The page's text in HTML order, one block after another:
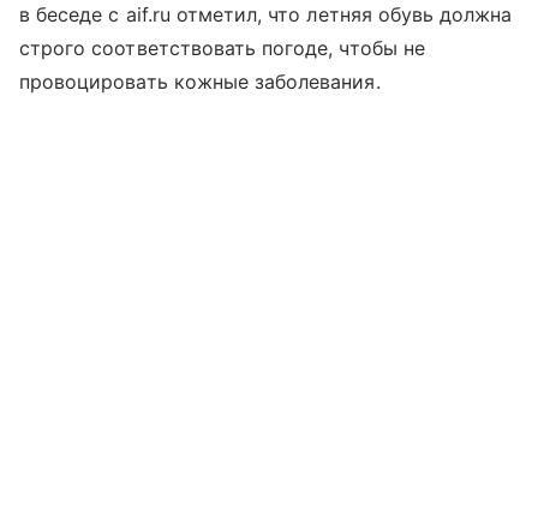
в беседе с aif.ru отметил, что летняя обувь должна
строго соответствовать погоде, чтобы не
провоцировать кожные заболевания.